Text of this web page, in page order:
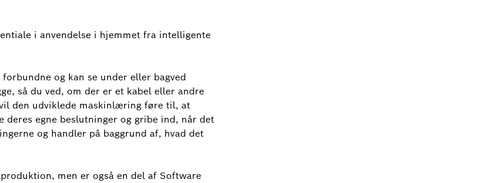
i anvendelse i hjemmet fra intelligente
og kan se under eller bagved
så du ved, om der er et kabel eller andre
den udviklede maskinlæring føre til, at
egne beslutninger og gribe ind, når det
og handler på baggrund af, hvad det
men er også en del af Software